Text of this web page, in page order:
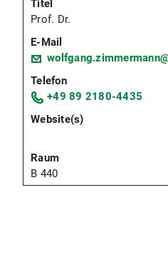
Prof. Dr.
+49 89 2180-4435
B 440